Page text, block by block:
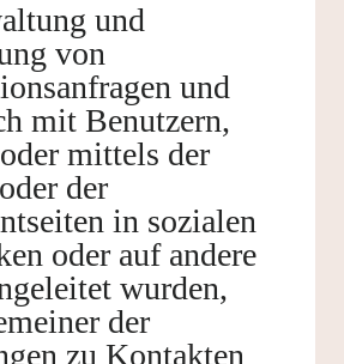
und
von
und
mit Benutzern,
mittels der
der
in sozialen
oder auf andere
wurden,
der
zu Kontakten